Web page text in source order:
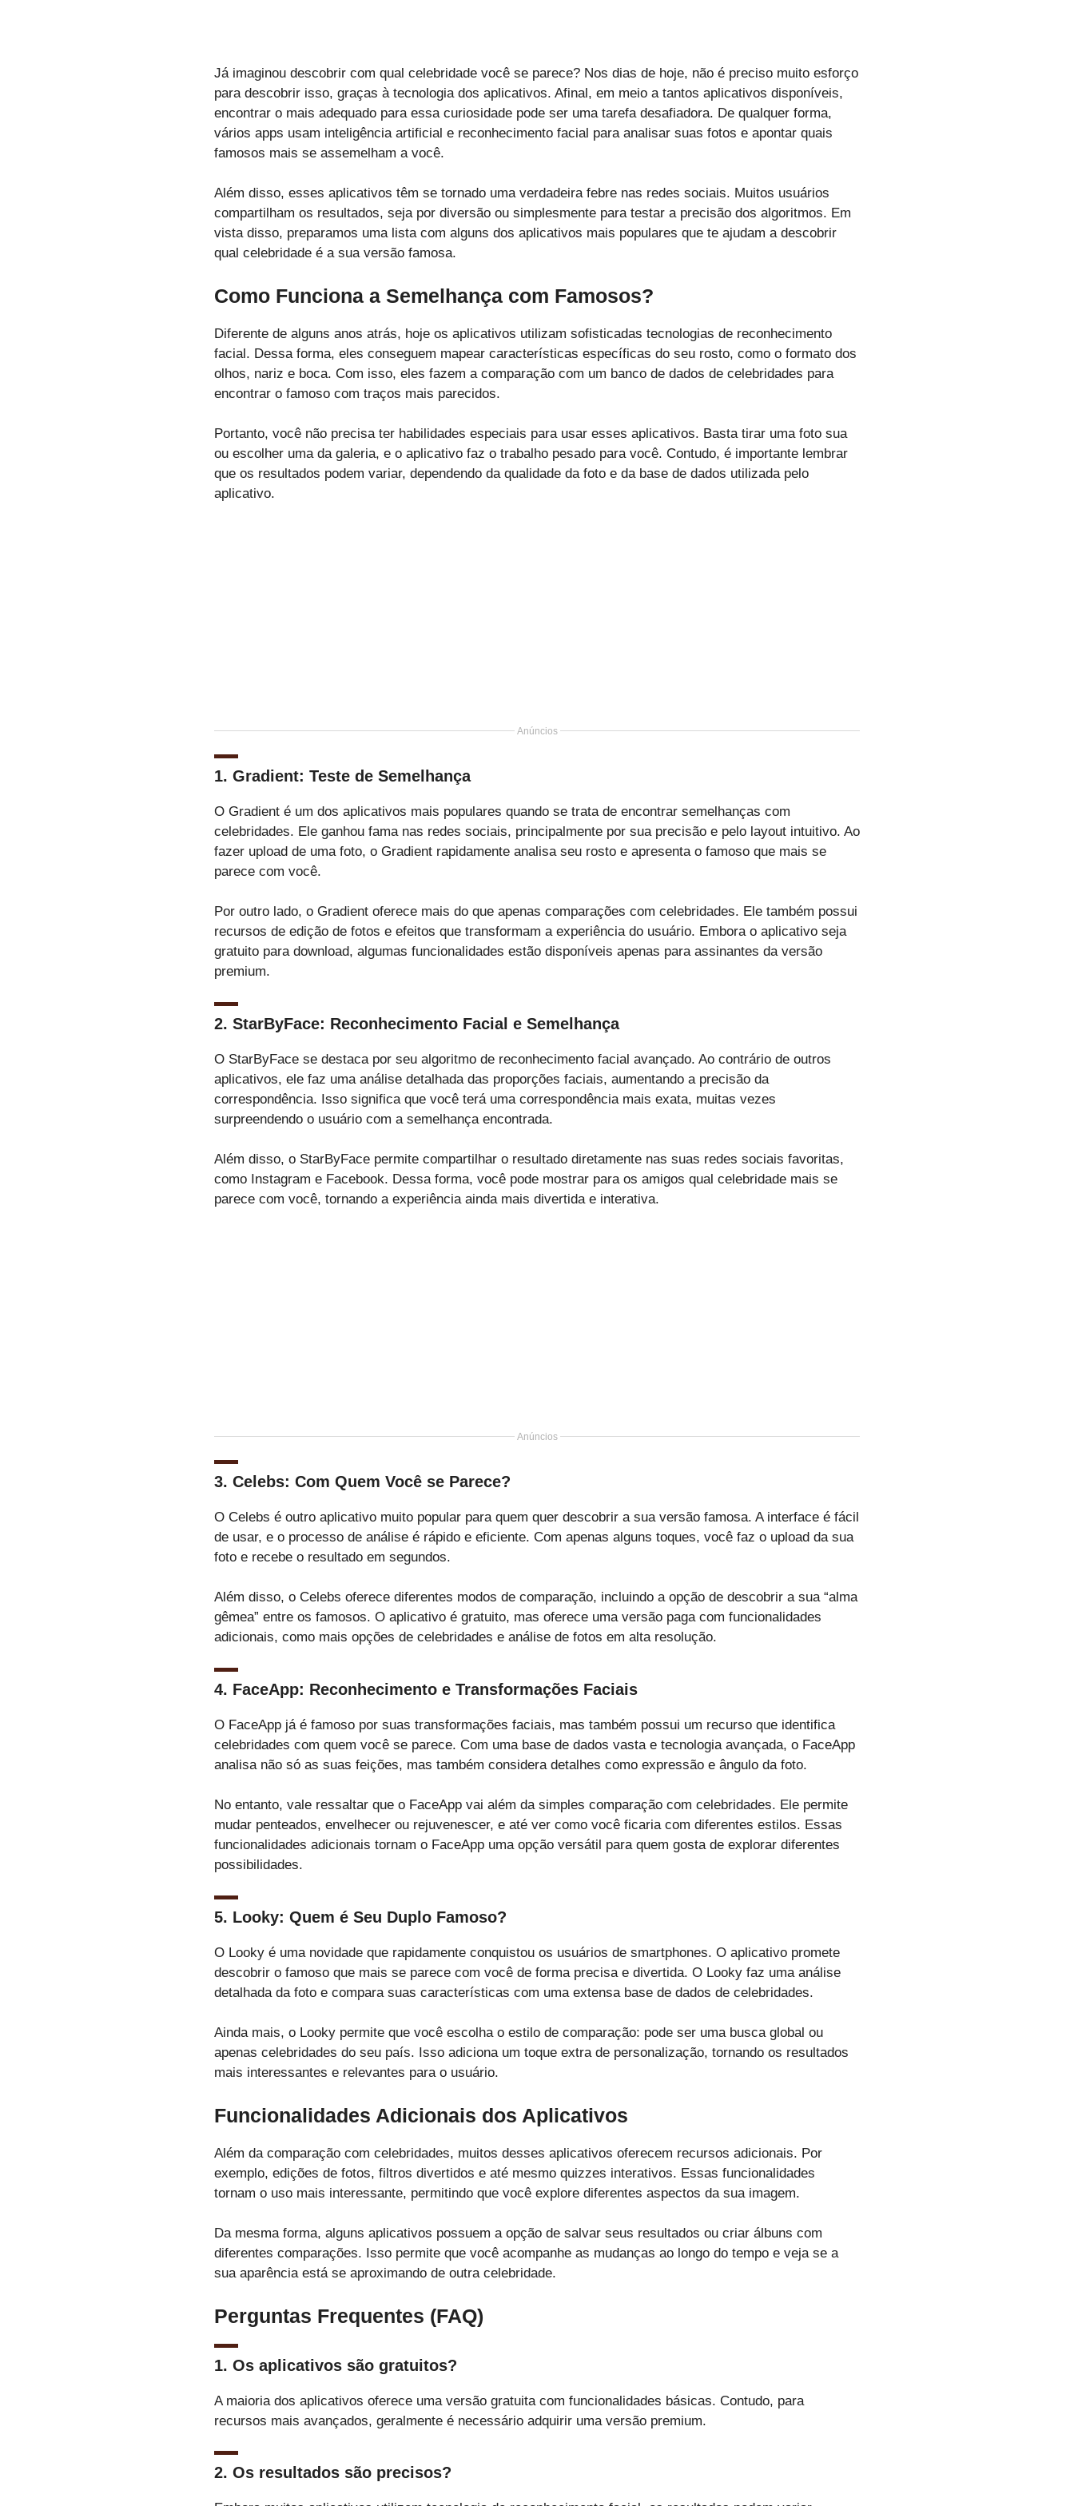
Já imaginou descobrir com qual celebridade você se parece? Nos dias de hoje, não é preciso muito esforço
para descobrir isso, graças à tecnologia dos aplicativos. Afinal, em meio a tantos aplicativos disponíveis,
encontrar o mais adequado para essa curiosidade pode ser uma tarefa desafiadora. De qualquer forma,
vários apps usam inteligência artificial e reconhecimento facial para analisar suas fotos e apontar quais
famosos mais se assemelham a você.
Além disso, esses aplicativos têm se tornado uma verdadeira febre nas redes sociais. Muitos usuários
compartilham os resultados, seja por diversão ou simplesmente para testar a precisão dos algoritmos. Em
vista disso, preparamos uma lista com alguns dos aplicativos mais populares que te ajudam a descobrir
qual celebridade é a sua versão famosa.
Como Funciona a Semelhança com Famosos?
Diferente de alguns anos atrás, hoje os aplicativos utilizam sofisticadas tecnologias de reconhecimento
facial. Dessa forma, eles conseguem mapear características específicas do seu rosto, como o formato dos
olhos, nariz e boca. Com isso, eles fazem a comparação com um banco de dados de celebridades para
encontrar o famoso com traços mais parecidos.
Portanto, você não precisa ter habilidades especiais para usar esses aplicativos. Basta tirar uma foto sua
ou escolher uma da galeria, e o aplicativo faz o trabalho pesado para você. Contudo, é importante lembrar
que os resultados podem variar, dependendo da qualidade da foto e da base de dados utilizada pelo
aplicativo.
Anúncios
1. Gradient: Teste de Semelhança
O Gradient é um dos aplicativos mais populares quando se trata de encontrar semelhanças com
celebridades. Ele ganhou fama nas redes sociais, principalmente por sua precisão e pelo layout intuitivo. Ao
fazer upload de uma foto, o Gradient rapidamente analisa seu rosto e apresenta o famoso que mais se
parece com você.
Por outro lado, o Gradient oferece mais do que apenas comparações com celebridades. Ele também possui
recursos de edição de fotos e efeitos que transformam a experiência do usuário. Embora o aplicativo seja
gratuito para download, algumas funcionalidades estão disponíveis apenas para assinantes da versão
premium.
2. StarByFace: Reconhecimento Facial e Semelhança
O StarByFace se destaca por seu algoritmo de reconhecimento facial avançado. Ao contrário de outros
aplicativos, ele faz uma análise detalhada das proporções faciais, aumentando a precisão da
correspondência. Isso significa que você terá uma correspondência mais exata, muitas vezes
surpreendendo o usuário com a semelhança encontrada.
Além disso, o StarByFace permite compartilhar o resultado diretamente nas suas redes sociais favoritas,
como Instagram e Facebook. Dessa forma, você pode mostrar para os amigos qual celebridade mais se
parece com você, tornando a experiência ainda mais divertida e interativa.
Anúncios
3. Celebs: Com Quem Você se Parece?
O Celebs é outro aplicativo muito popular para quem quer descobrir a sua versão famosa. A interface é fácil
de usar, e o processo de análise é rápido e eficiente. Com apenas alguns toques, você faz o upload da sua
foto e recebe o resultado em segundos.
Além disso, o Celebs oferece diferentes modos de comparação, incluindo a opção de descobrir a sua “alma
gêmea” entre os famosos. O aplicativo é gratuito, mas oferece uma versão paga com funcionalidades
adicionais, como mais opções de celebridades e análise de fotos em alta resolução.
4. FaceApp: Reconhecimento e Transformações Faciais
O FaceApp já é famoso por suas transformações faciais, mas também possui um recurso que identifica
celebridades com quem você se parece. Com uma base de dados vasta e tecnologia avançada, o FaceApp
analisa não só as suas feições, mas também considera detalhes como expressão e ângulo da foto.
No entanto, vale ressaltar que o FaceApp vai além da simples comparação com celebridades. Ele permite
mudar penteados, envelhecer ou rejuvenescer, e até ver como você ficaria com diferentes estilos. Essas
funcionalidades adicionais tornam o FaceApp uma opção versátil para quem gosta de explorar diferentes
possibilidades.
5. Looky: Quem é Seu Duplo Famoso?
O Looky é uma novidade que rapidamente conquistou os usuários de smartphones. O aplicativo promete
descobrir o famoso que mais se parece com você de forma precisa e divertida. O Looky faz uma análise
detalhada da foto e compara suas características com uma extensa base de dados de celebridades.
Ainda mais, o Looky permite que você escolha o estilo de comparação: pode ser uma busca global ou
apenas celebridades do seu país. Isso adiciona um toque extra de personalização, tornando os resultados
mais interessantes e relevantes para o usuário.
Funcionalidades Adicionais dos Aplicativos
Além da comparação com celebridades, muitos desses aplicativos oferecem recursos adicionais. Por
exemplo, edições de fotos, filtros divertidos e até mesmo quizzes interativos. Essas funcionalidades
tornam o uso mais interessante, permitindo que você explore diferentes aspectos da sua imagem.
Da mesma forma, alguns aplicativos possuem a opção de salvar seus resultados ou criar álbuns com
diferentes comparações. Isso permite que você acompanhe as mudanças ao longo do tempo e veja se a
sua aparência está se aproximando de outra celebridade.
Perguntas Frequentes (FAQ)
1. Os aplicativos são gratuitos?
A maioria dos aplicativos oferece uma versão gratuita com funcionalidades básicas. Contudo, para
recursos mais avançados, geralmente é necessário adquirir uma versão premium.
2. Os resultados são precisos?